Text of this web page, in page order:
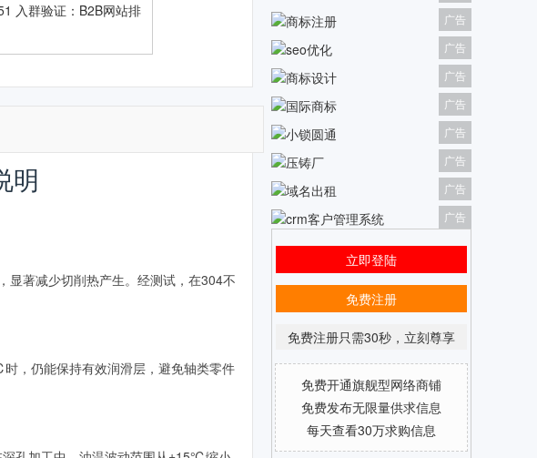
入群验证：B2B网站排
明
显著减少切削热产生。经测试，在304不
，仍能保持有效润滑层，避免轴类零件
广告
广告
广告
广告
广告
广告
广告
广告
立即登陆
免费注册
免费注册只需30秒，立刻尊享
免费开通旗舰型网络商铺
免费发布无限量供求信息
每天查看30万求购信息